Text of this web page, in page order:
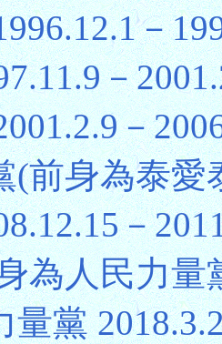
－
－
－
前身為泰愛
－
為人民力量
黨